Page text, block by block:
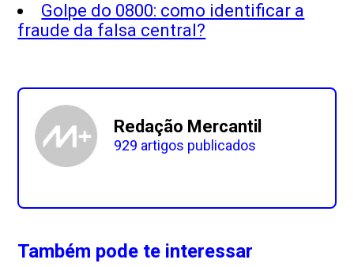
Golpe do 0800: como identificar a
fraude da falsa central?
Redação Mercantil
929 artigos publicados
Também pode te interessar